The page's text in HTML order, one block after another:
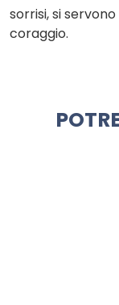
sorrisi, si
coraggio.